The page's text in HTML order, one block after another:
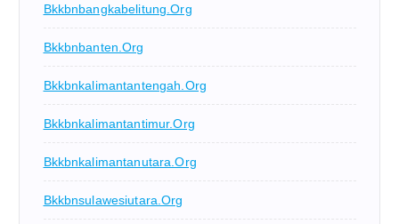
Bkkbnbangkabelitung.org
Bkkbnbanten.org
Bkkbnkalimantantengah.org
Bkkbnkalimantantimur.org
Bkkbnkalimantanutara.org
Bkkbnsulawesiutara.org